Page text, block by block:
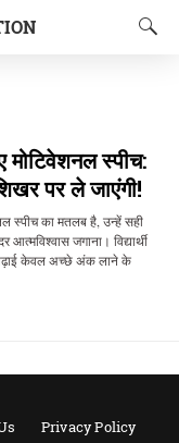
मोटिवेशनल स्पीच:
पर ले जाएंगी!
स्पीच का मतलब है, उन्हें सही
जगाना। विद्यार्थी
केवल अच्छे अंक लाने के
Privacy Policy